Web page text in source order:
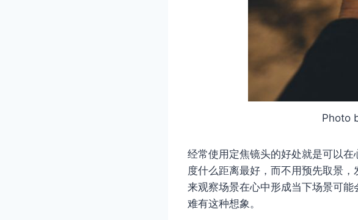
Photo
经常使用定焦镜头的好处就是可以
度什么距离最好，而不用预先取景
来观察场景在心中形成当下场景可
难有这种想象。